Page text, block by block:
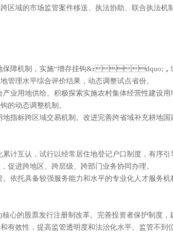
跨区域的市场监管案件移送、执法协助、联合执法
地保障机制，实施“增存挂钩&rdquo;，
管理水平综合评价结果，动态调整试点省份。
产业用地供给。积极探索实施农村集体经营性建设
的动态调整机制。
指标跨区域交易机制。改进完善跨省域补充耕地
计互认，试行以经常居住地登记户口制度，有序
跨地区、跨层级、跨部门业务协同办理。
。依托具备较强服务能力和水平的专业化人才服务
心的股票发行注册制改革。完善投资者保护制度
性，提高监管透明度和法治化水平。监管不